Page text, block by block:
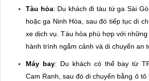
Tàu hỏa: Du khách đi tàu từ ga Sài
hoặc ga Ninh Hòa, sau đó tiếp tục di
xe dịch vụ. Tàu hỏa phù hợp với
hành trình ngắm cảnh và di chuyển an
Máy bay: Du khách có thể bay từ
Cam Ranh, sau đó di chuyển bằng ô tô